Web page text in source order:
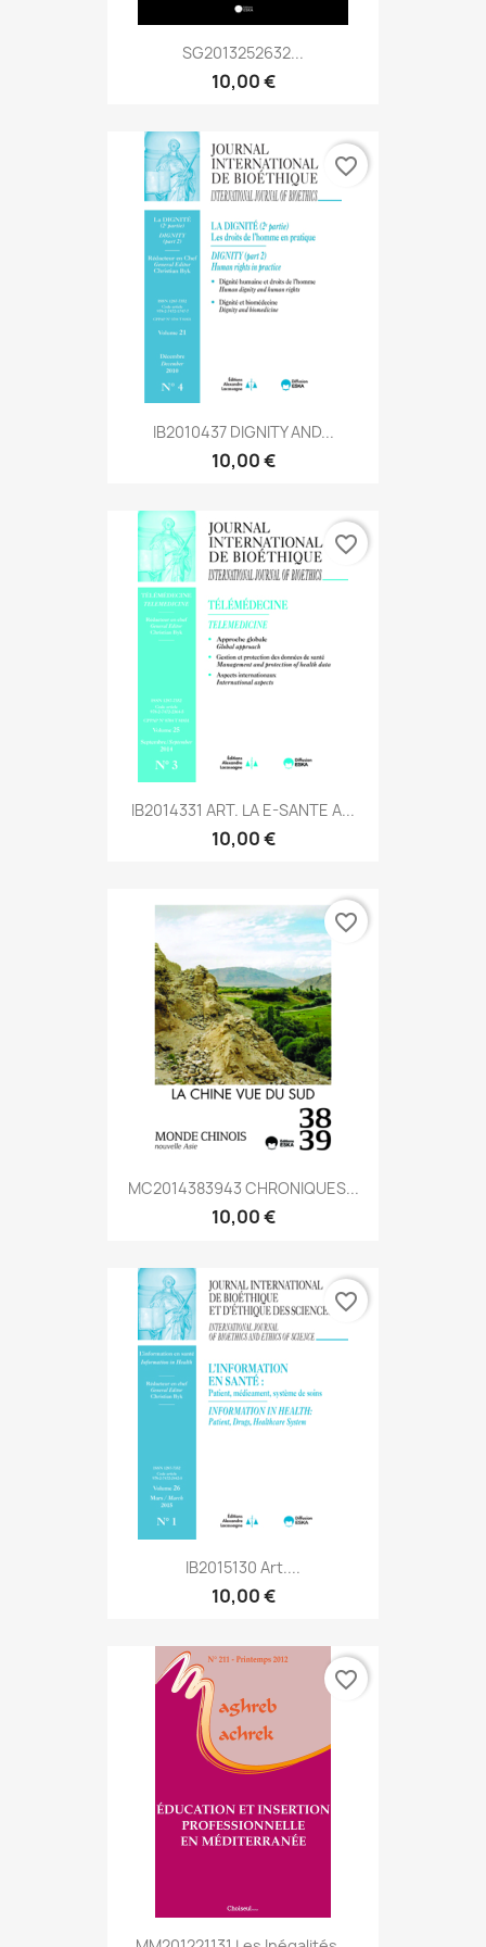
SG2013252632...
10,00 €
IB2010437 DIGNITY AND...
10,00 €
favorite_border
IB2014331 ART. LA E-SANTE A...
10,00 €
favorite_border
MC2014383943 CHRONIQUES...
10,00 €
favorite_border
IB2015130 Art....
10,00 €
favorite_border
favorite_border